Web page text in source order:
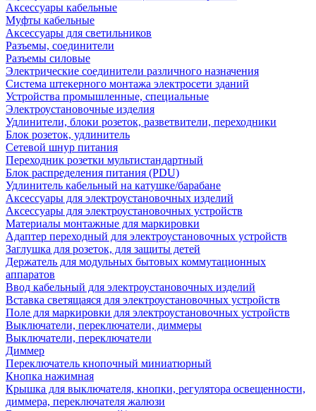
Аксессуары кабельные
Муфты кабельные
Аксессуары для светильников
Разъемы, соединители
Разъемы силовые
Электрические соединители различного назначения
Система штекерного монтажа электросети зданий
Устройства промышленные, специальные
Электроустановочные изделия
Удлинители, блоки розеток, разветвители, переходники
Блок розеток, удлинитель
Сетевой шнур питания
Переходник розетки мультистандартный
Блок распределения питания (PDU)
Удлинитель кабельный на катушке/барабане
Аксессуары для электроустановочных изделий
Аксессуары для электроустановочных устройств
Материалы монтажные для маркировки
Адаптер переходный для электроустановочных устройств
Заглушка для розеток, для защиты детей
Держатель для модульных бытовых коммутационных
аппаратов
Ввод кабельный для электроустановочных изделий
Вставка светящаяся для электроустановочных устройств
Поле для маркировки для электроустановочных устройств
Выключатели, переключатели, диммеры
Выключатели, переключатели
Диммер
Переключатель кнопочный миниатюрный
Кнопка нажимная
Крышка для выключателя, кнопки, регулятора освещенности,
диммера, переключателя жалюзи